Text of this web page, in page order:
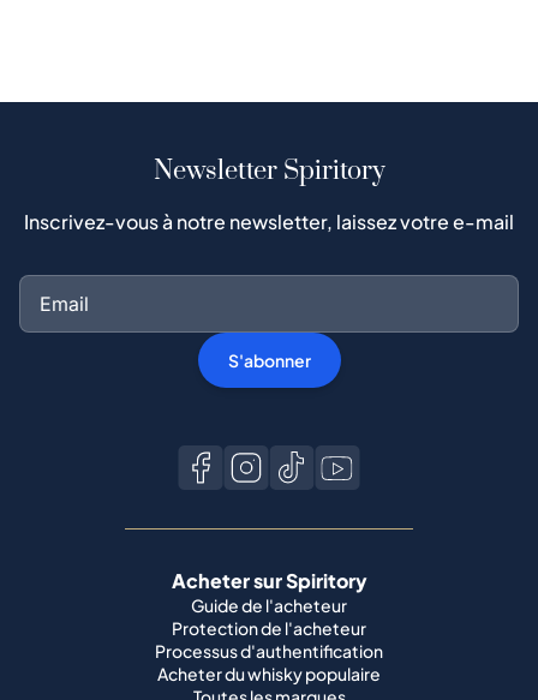
Newsletter Spiritory
Inscrivez-vous à notre newsletter, laissez votre e-mail
S'abonner
Acheter sur Spiritory
Guide de l'acheteur
Protection de l'acheteur
Processus d'authentification
Acheter du whisky populaire